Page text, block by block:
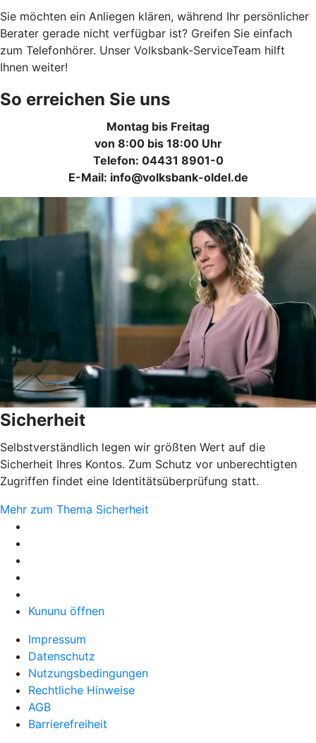
Sie möchten ein Anliegen klären, während Ihr persönlicher
Berater gerade nicht verfügbar ist? Greifen Sie einfach
zum Telefonhörer. Unser Volksbank-ServiceTeam hilft
Ihnen weiter!
So erreichen Sie uns
Montag bis Freitag
von 8:00 bis 18:00 Uhr
Telefon: 04431 8901-0
E-Mail: info@volksbank-oldel.de
Sicherheit
Selbstverständlich legen wir größten Wert auf die
Sicherheit Ihres Kontos. Zum Schutz vor unberechtigten
Zugriffen findet eine Identitätsüberprüfung statt.
Mehr zum Thema Sicherheit
Kununu öffnen
Impressum
Datenschutz
Nutzungsbedingungen
Rechtliche Hinweise
AGB
Barrierefreiheit